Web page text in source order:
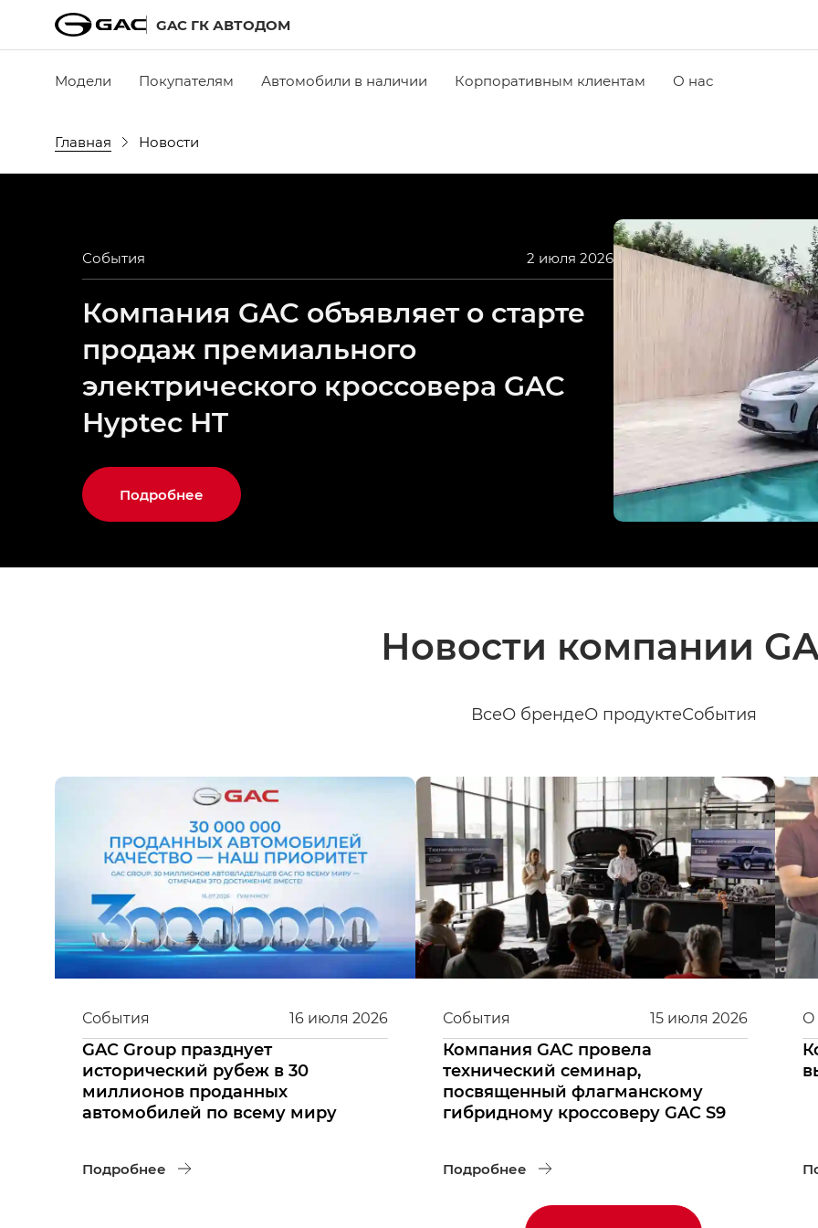
GAC ГК АВТОДОМ
Модели Покупателям Автомобили в наличии Корпоративным клиентам О нас
Главная Новости
События 2 июля 2026
Компания GAC объявляет о старте
продаж премиального
электрического кроссовера GAC
Hyptec HT
Подробнее
Новости компании
ВсеО брендеО продуктеСобытия
16 июля 2026
События
GAC Group празднует
исторический рубеж в 30
миллионов проданных
автомобилей по всему миру
Подробнее
15 июля 2026
События
Компания GAC провела
технический семинар,
посвященный флагманскому
гибридному кроссоверу GAC S9
Подробнее
О